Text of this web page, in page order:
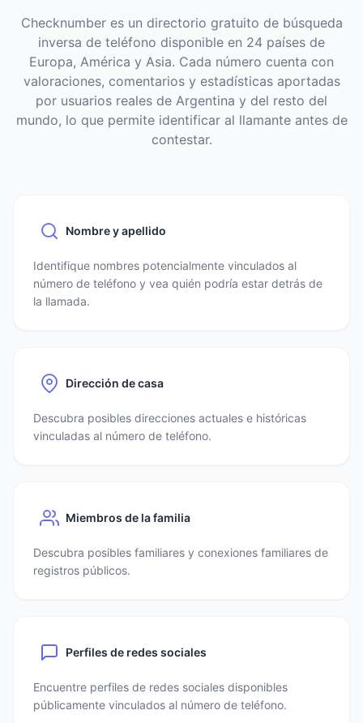
Checknumber es un directorio gratuito de búsqueda
inversa de teléfono disponible en 24 países de
Europa, América y Asia. Cada número cuenta con
valoraciones, comentarios y estadísticas aportadas
por usuarios reales de Argentina y del resto del
mundo, lo que permite identificar al llamante antes de
contestar.
Nombre y apellido
Identifique nombres potencialmente vinculados al
número de teléfono y vea quién podría estar detrás de
la llamada.
Dirección de casa
Descubra posibles direcciones actuales e históricas
vinculadas al número de teléfono.
Miembros de la familia
Descubra posibles familiares y conexiones familiares de
registros públicos.
Perfiles de redes sociales
Encuentre perfiles de redes sociales disponibles
públicamente vinculados al número de teléfono.